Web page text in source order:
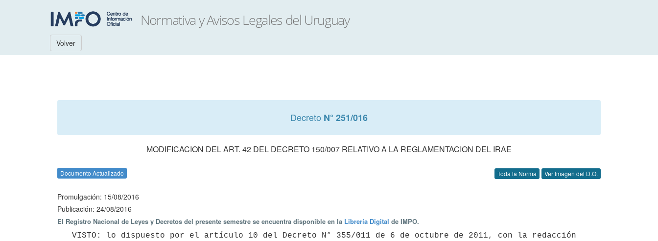
Volver
Decreto N° 251/016
MODIFICACION DEL ART. 42 DEL DECRETO 150/007 RELATIVO A LA REGLAMENTACION DEL IRAE
Documento Actualizado Toda la Norma Ver Imagen del D.O.
Promulgación: 15/08/2016
Publicación: 24/08/2016
El Registro Nacional de Leyes y Decretos del presente semestre se encuentra disponible en la Librería Digital de IMPO.